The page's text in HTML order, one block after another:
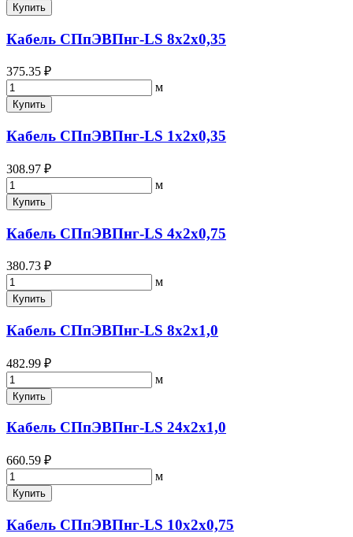
Купить
Кабель СПпЭВПнг-LS 8х2х0,35
375.35 ₽
м
Купить
Кабель СПпЭВПнг-LS 1х2х0,35
308.97 ₽
м
Купить
Кабель СПпЭВПнг-LS 4х2х0,75
380.73 ₽
м
Купить
Кабель СПпЭВПнг-LS 8х2х1,0
482.99 ₽
м
Купить
Кабель СПпЭВПнг-LS 24х2х1,0
660.59 ₽
м
Купить
Кабель СПпЭВПнг-LS 10х2х0,75